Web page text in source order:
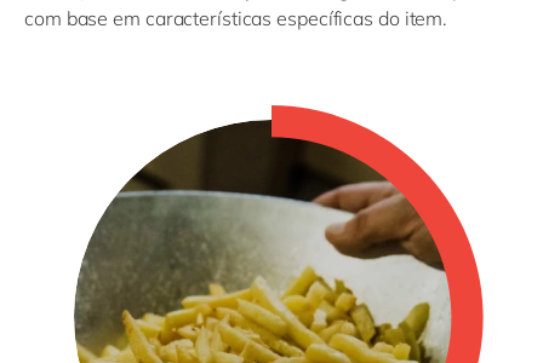
com base em características específicas do item.